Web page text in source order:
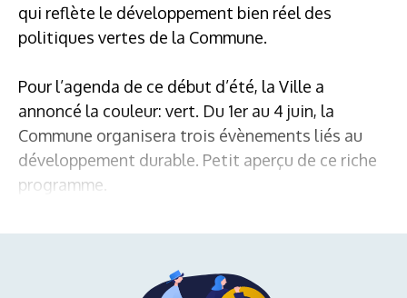
qui reflète le développement bien réel des
politiques vertes de la Commune.
Pour l’agenda de ce début d’été, la Ville a
annoncé la couleur: vert. Du 1er au 4 juin, la
Commune organisera trois évènements liés au
développement durable. Petit aperçu de ce riche
programme.